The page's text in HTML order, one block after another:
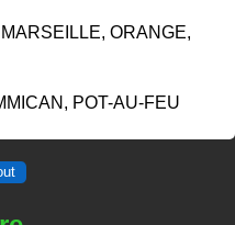
ORANGE,
POT-AU-FEU